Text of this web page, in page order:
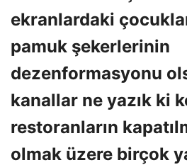
ekranlardaki
pamuk şekerlerinin
dezenformasyonu
kanallar ne yazık ki
restoranların
olmak üzere birçok